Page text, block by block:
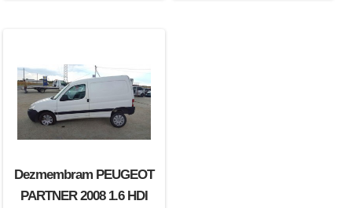
Dezmembram PEUGEOT
PARTNER 2008 1.6 HDI